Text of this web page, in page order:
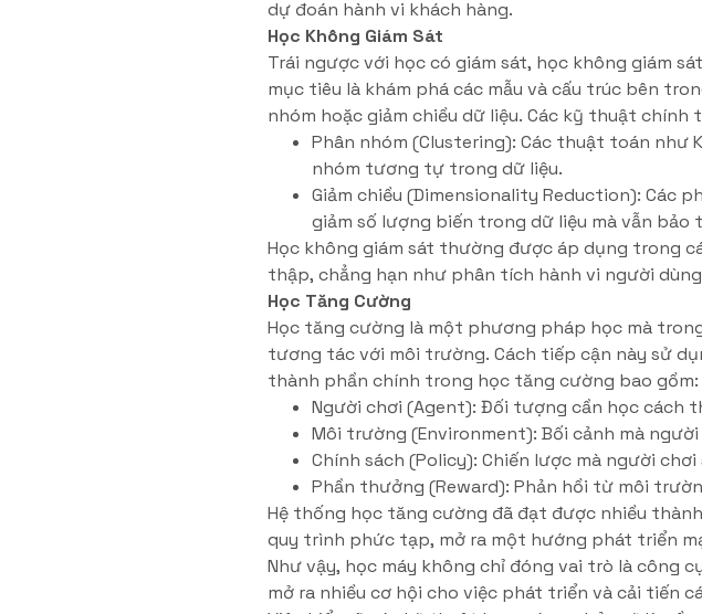
dự đoán hành vi khách hàng.
Học Không Giám Sát
Trái ngược với học có giám sát, học không giám
mục tiêu là khám phá các mẫu và cấu trúc bên
nhóm hoặc giảm chiều dữ liệu. Các kỹ thuật
Phân nhóm (Clustering): Các thuật toán như
nhóm tương tự trong dữ liệu.
Giảm chiều (Dimensionality Reduction): Các
giảm số lượng biến trong dữ liệu mà vẫn
Học không giám sát thường được áp dụng trong
thập, chẳng hạn như phân tích hành vi người
Học Tăng Cường
Học tăng cường là một phương pháp học mà
tương tác với môi trường. Cách tiếp cận này sử
thành phần chính trong học tăng cường bao gồm:
Người chơi (Agent): Đối tượng cần học cách
Môi trường (Environment): Bối cảnh mà
Chính sách (Policy): Chiến lược mà người
Phần thưởng (Reward): Phản hồi từ môi
Hệ thống học tăng cường đã đạt được nhiều
quy trình phức tạp, mở ra một hướng phát triển
Như vậy, học máy không chỉ đóng vai trò là công
mở ra nhiều cơ hội cho việc phát triển và cải tiến